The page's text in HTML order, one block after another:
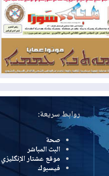
تقرير: الولايات المتحدة تسحب
الدفاعية من أربيل
النفط: اتفاقية ثلاثية لاستئناف
التصدير عبر جيهان بطاقة 750 ألف برميل
روابط سريعة:
صحة
البث المباشر
موقع عشتار الإنگليزي
فيسبوك